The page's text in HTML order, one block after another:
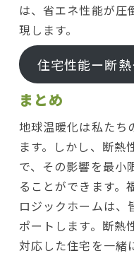
は、省エネ性能が圧
現します。
住宅性能ー断熱
まとめ
地球温暖化は私たち
ます。しかし、断熱
で、その影響を最小
ることができます。
ロジックホームは、
ポートします。断熱
対応した住宅を一緒